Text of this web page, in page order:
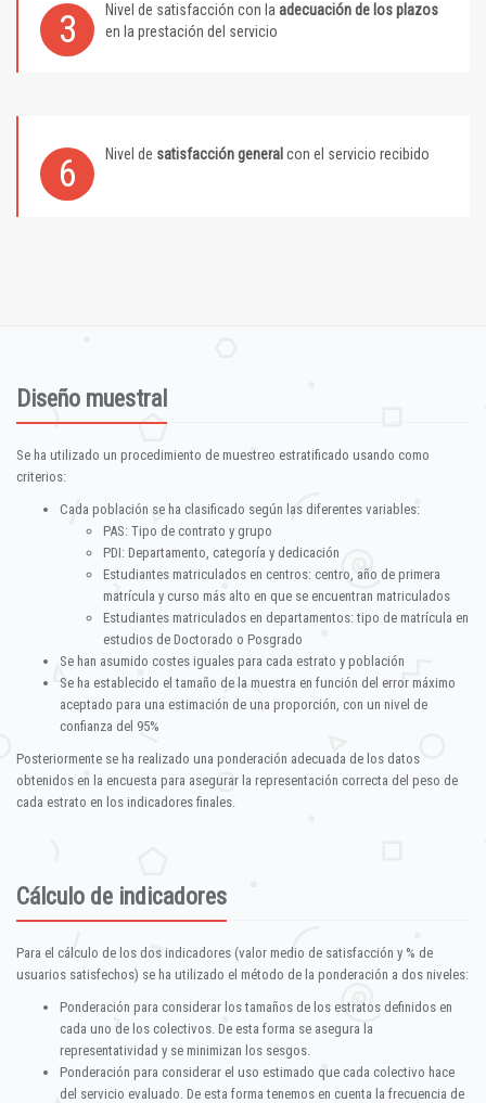
3 Nivel de satisfacción con la adecuación de los plazos
en la prestación del servicio
6 Nivel de satisfacción general con el servicio recibido
Diseño muestral
Se ha utilizado un procedimiento de muestreo estratificado usando como
criterios:
Cada población se ha clasificado según las diferentes variables:
PAS: Tipo de contrato y grupo
PDI: Departamento, categoría y dedicación
Estudiantes matriculados en centros: centro, año de primera
matrícula y curso más alto en que se encuentran matriculados
Estudiantes matriculados en departamentos: tipo de matrícula en
estudios de Doctorado o Posgrado
Se han asumido costes iguales para cada estrato y población
Se ha establecido el tamaño de la muestra en función del error máximo
aceptado para una estimación de una proporción, con un nivel de
confianza del 95%
Posteriormente se ha realizado una ponderación adecuada de los datos
obtenidos en la encuesta para asegurar la representación correcta del peso de
cada estrato en los indicadores finales.
Cálculo de indicadores
Para el cálculo de los dos indicadores (valor medio de satisfacción y % de
usuarios satisfechos) se ha utilizado el método de la ponderación a dos niveles:
Ponderación para considerar los tamaños de los estratos definidos en
cada uno de los colectivos. De esta forma se asegura la
representatividad y se minimizan los sesgos.
Ponderación para considerar el uso estimado que cada colectivo hace
del servicio evaluado. De esta forma tenemos en cuenta la frecuencia de